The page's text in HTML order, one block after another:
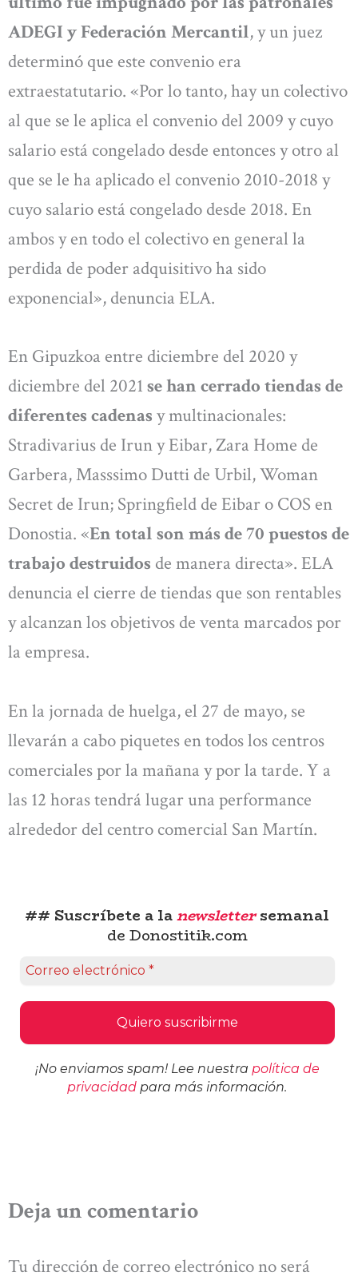
ADEGI y Federación Mercantil, y un juez
determinó que este convenio era
extraestatutario. «Por lo tanto, hay un colectivo
al que se le aplica el convenio del 2009 y cuyo
salario está congelado desde entonces y otro al
que se le ha aplicado el convenio 2010-2018 y
cuyo salario está congelado desde 2018. En
ambos y en todo el colectivo en general la
perdida de poder adquisitivo ha sido
exponencial», denuncia ELA.
En Gipuzkoa entre diciembre del 2020 y
diciembre del 2021 se han cerrado tiendas de
diferentes cadenas y multinacionales:
Stradivarius de Irun y Eibar, Zara Home de
Garbera, Masssimo Dutti de Urbil, Woman
Secret de Irun; Springfield de Eibar o COS en
Donostia. «En total son más de 70 puestos de
trabajo destruidos de manera directa». ELA
denuncia el cierre de tiendas que son rentables
y alcanzan los objetivos de venta marcados por
la empresa.
En la jornada de huelga, el 27 de mayo, se
llevarán a cabo piquetes en todos los centros
comerciales por la mañana y por la tarde. Y a
las 12 horas tendrá lugar una performance
alrededor del centro comercial San Martín.
## Suscríbete a lanewslettersemanal
de Donostitik.com
¡No enviamos spam! Lee nuestra política de
privacidad para más información.
Deja un comentario
Tu dirección de correo electrónico no será